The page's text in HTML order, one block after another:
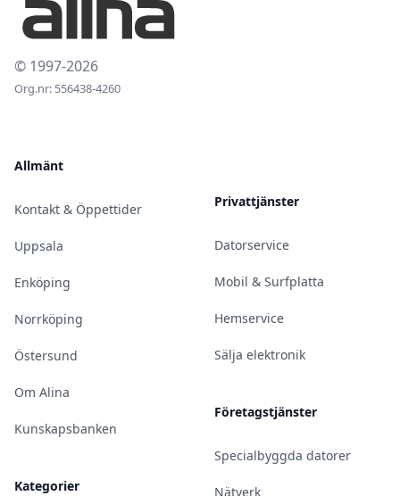
© 1997-2026
Org.nr: 556438-4260
Allmänt
Kontakt & Öppettider
Uppsala
Enköping
Norrköping
Östersund
Om Alina
Kunskapsbanken
Kategorier
Privattjänster
Datorservice
Mobil & Surfplatta
Hemservice
Sälja elektronik
Företagstjänster
Specialbyggda datorer
Nätverk